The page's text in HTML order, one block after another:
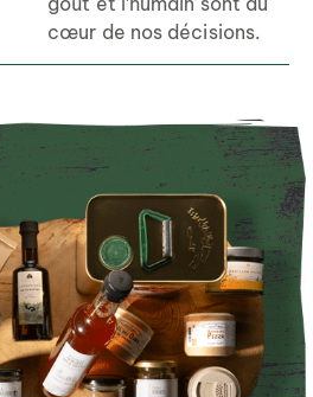
cœur de nos décisions.